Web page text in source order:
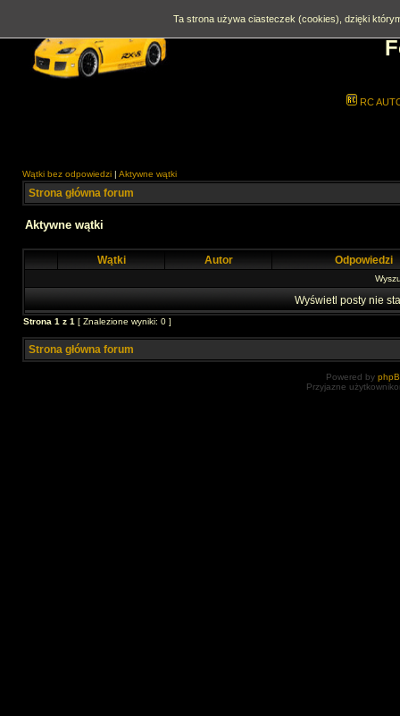
RC
Wątki bez odpowiedzi | Aktywne wątki
Strona główna forum
Aktywne wątki
Wątki Autor Odpowiedzi
Wyświetl posty nie
Strona 1 z 1 [ Znalezione wyniki: 0 ]
Strona główna forum
Powered by
Przyjazne
Ta strona używa ciasteczek (cookies), dzięki